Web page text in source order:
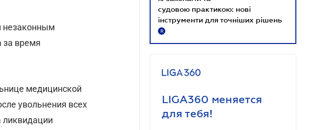
незаконным
за время
медицинской
увольнения всех
ликвидации
судовою практикою: нові
інструменти для точніших рішень
R
LIGA360 меняется
для тебя!